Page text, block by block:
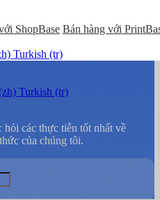
ShopBase Bán hàng với
Turkish (tr)
Turkish (tr)
các thực tiễn tốt nhất về
của chúng tôi.